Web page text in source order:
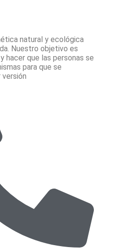
natural y ecológica
Nuestro objetivo es
hacer que las personas se
para que se
versión